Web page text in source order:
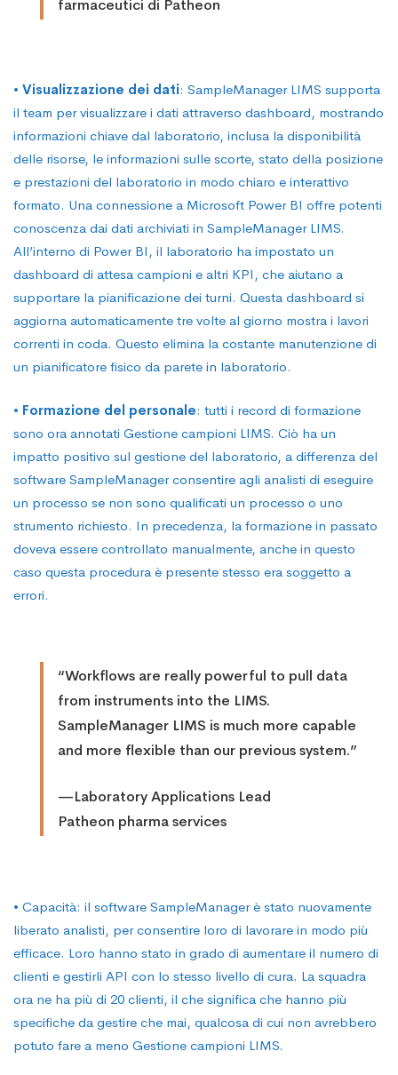
farmaceutici di Patheon
• Visualizzazione dei dati: SampleManager LIMS supporta
il team per visualizzare i dati attraverso dashboard, mostrando
informazioni chiave dal laboratorio, inclusa la disponibilità
delle risorse, le informazioni sulle scorte, stato della posizione
e prestazioni del laboratorio in modo chiaro e interattivo
formato. Una connessione a Microsoft Power BI offre potenti
conoscenza dai dati archiviati in SampleManager LIMS.
All’interno di Power BI, il laboratorio ha impostato un
dashboard di attesa campioni e altri KPI, che aiutano a
supportare la pianificazione dei turni. Questa dashboard si
aggiorna automaticamente tre volte al giorno mostra i lavori
correnti in coda. Questo elimina la costante manutenzione di
un pianificatore fisico da parete in laboratorio.
• Formazione del personale: tutti i record di formazione
sono ora annotati Gestione campioni LIMS. Ciò ha un
impatto positivo sul gestione del laboratorio, a differenza del
software SampleManager consentire agli analisti di eseguire
un processo se non sono qualificati un processo o uno
strumento richiesto. In precedenza, la formazione in passato
doveva essere controllato manualmente, anche in questo
caso questa procedura è presente stesso era soggetto a
errori.
“Workflows are really powerful to pull data
from instruments into the LIMS.
SampleManager LIMS is much more capable
and more flexible than our previous system.”
—Laboratory Applications Lead
Patheon pharma services
• Capacità: il software SampleManager è stato nuovamente
liberato analisti, per consentire loro di lavorare in modo più
efficace. Loro hanno stato in grado di aumentare il numero di
clienti e gestirli API con lo stesso livello di cura. La squadra
ora ne ha più di 20 clienti, il che significa che hanno più
specifiche da gestire che mai, qualcosa di cui non avrebbero
potuto fare a meno Gestione campioni LIMS.